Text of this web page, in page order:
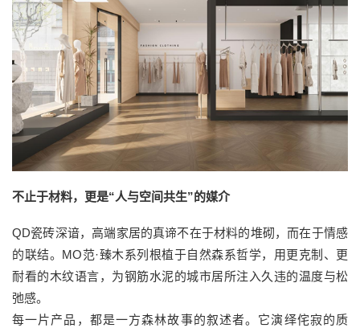
不止于材料，更是“人与空间共生”的媒介
QD瓷砖深谙，高端家居的真谛不在于材料的堆砌，而在于情感
的联结。MO范·臻木系列根植于自然森系哲学，用更克制、更
耐看的木纹语言，为钢筋水泥的城市居所注入久违的温度与松
弛感。
每一片产品，都是一方森林故事的叙述者。它演绎侘寂的质